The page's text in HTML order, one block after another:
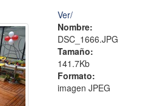
Ver/
Nombre:
DSC_1666.JPG
Tamaño:
141.7Kb
Formato:
imagen JPEG